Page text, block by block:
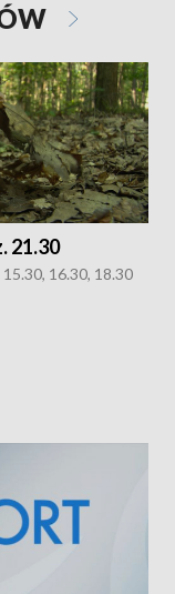
21.30
16.30, 18.30